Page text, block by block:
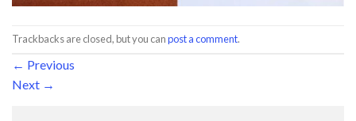
Trackbacks are closed, but you canpost a comment.
← Previous
Next →